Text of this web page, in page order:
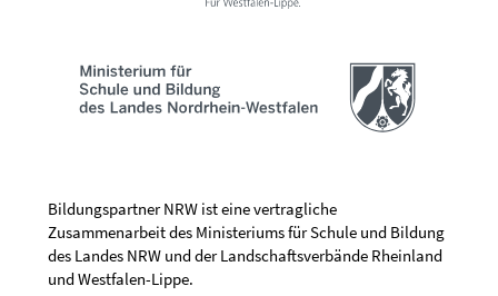
Bildungspartner NRW ist eine vertragliche
Zusammenarbeit des Ministeriums für Schule und Bildung
des Landes NRW und der Landschaftsverbände Rheinland
und Westfalen-Lippe.